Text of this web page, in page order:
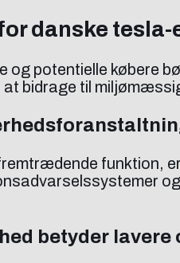
danske tesla-
og potentielle købere
at bidrage til
funktion,
betyder